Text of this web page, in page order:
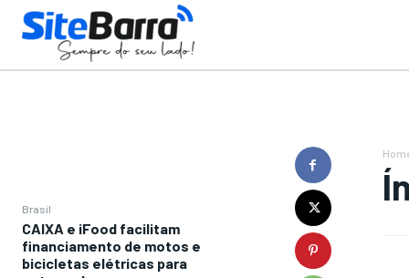
Brasil
CAIXA e iFood facilitam
financiamento de motos e
bicicletas elétricas para